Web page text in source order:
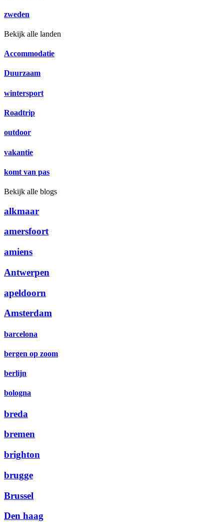
zweden
Bekijk alle landen
Accommodatie
Duurzaam
wintersport
Roadtrip
outdoor
vakantie
komt van pas
Bekijk alle blogs
alkmaar
amersfoort
amiens
Antwerpen
apeldoorn
Amsterdam
barcelona
bergen op zoom
berlijn
bologna
breda
bremen
brighton
brugge
Brussel
Den haag